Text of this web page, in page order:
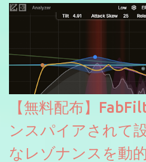
【無料配布】
ンスパイアされて
なレゾナンスを動